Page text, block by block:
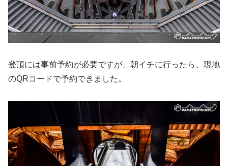
登頂には事前予約が必要ですが、朝イチに行ったら、現地
のQRコードで予約できました。